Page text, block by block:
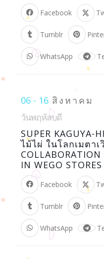
Facebook
Tumblr
WhatsApp
06 - 16 สิงหาคม
วันพฤหัสบดี
SUPER
ไม้ไผ่ ในโลกเมตาเ
COLLABORATION
IN WEGO
Facebook
Tumblr
WhatsApp